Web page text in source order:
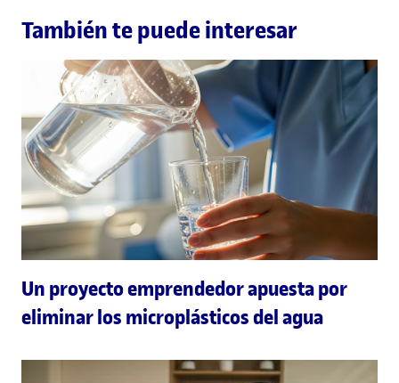
También te puede interesar
Un proyecto emprendedor apuesta por
eliminar los microplásticos del agua